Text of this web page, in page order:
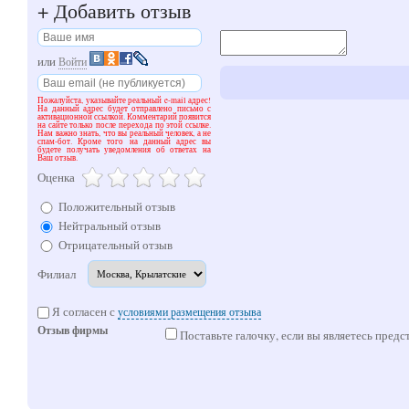
+ Добавить отзыв
илиВойти
Пожалуйста, указывайте реальный e-mail адрес!
На данный адрес будет отправлено письмо с
активационной ссылкой. Комментарий появится
на сайте только после перехода по этой ссылке.
Нам важно знать, что вы реальный человек, а не
спам-бот. Кроме того на данный адрес вы
будете получать уведомления об ответах на
Ваш отзыв.
Оценка
Положительный отзыв
Нейтральный отзыв
Отрицательный отзыв
Филиал
Я согласен сусловиями размещения отзыва
Отзыв фирмы Поставьте галочку, если вы являетесь